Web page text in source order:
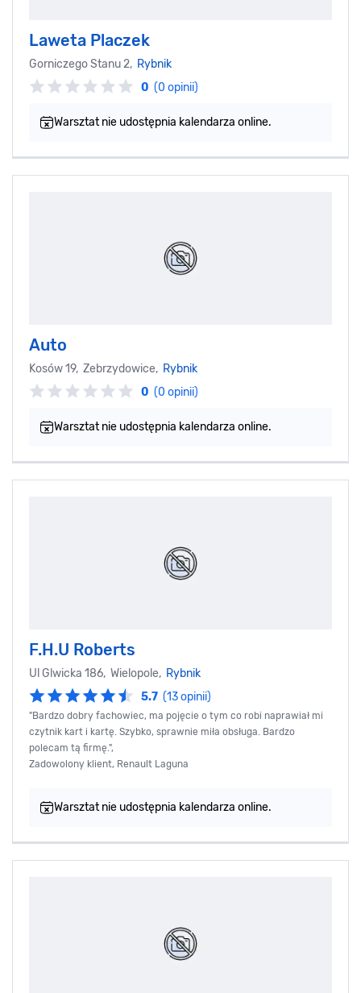
Laweta Placzek
Gorniczego Stanu 2, Rybnik
0 (0 opinii)
Warsztat nie udostępnia kalendarza online.
Auto
Kosów 19, Zebrzydowice, Rybnik
0 (0 opinii)
Warsztat nie udostępnia kalendarza online.
F.H.U Roberts
Ul Glwicka 186, Wielopole, Rybnik
5.7 (13 opinii)
"Bardzo dobry fachowiec, ma pojęcie o tym co robi naprawiał mi
czytnik kart i kartę. Szybko, sprawnie miła obsługa. Bardzo
polecam tą firmę.",
Zadowolony klient, Renault Laguna
Warsztat nie udostępnia kalendarza online.